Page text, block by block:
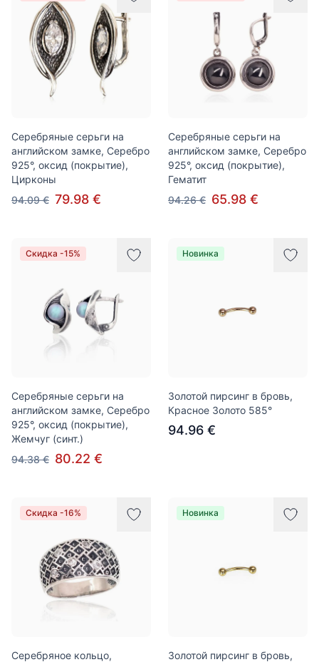
Серебряные серьги на
английском замке, Серебро
925°, оксид (покрытие),
Цирконы
94.09 € 79.98 €
Серебряные серьги на
английском замке, Серебро
925°, оксид (покрытие),
Гематит
94.26 € 65.98 €
Скидка -15%
Серебряные серьги на
английском замке, Серебро
925°, оксид (покрытие),
Жемчуг (синт.)
94.38 € 80.22 €
Новинка
Золотой пирсинг в бровь,
Красное Золото 585°
94.96 €
Скидка -16%
Серебряное кольцо,
Новинка
Золотой пирсинг в бровь,